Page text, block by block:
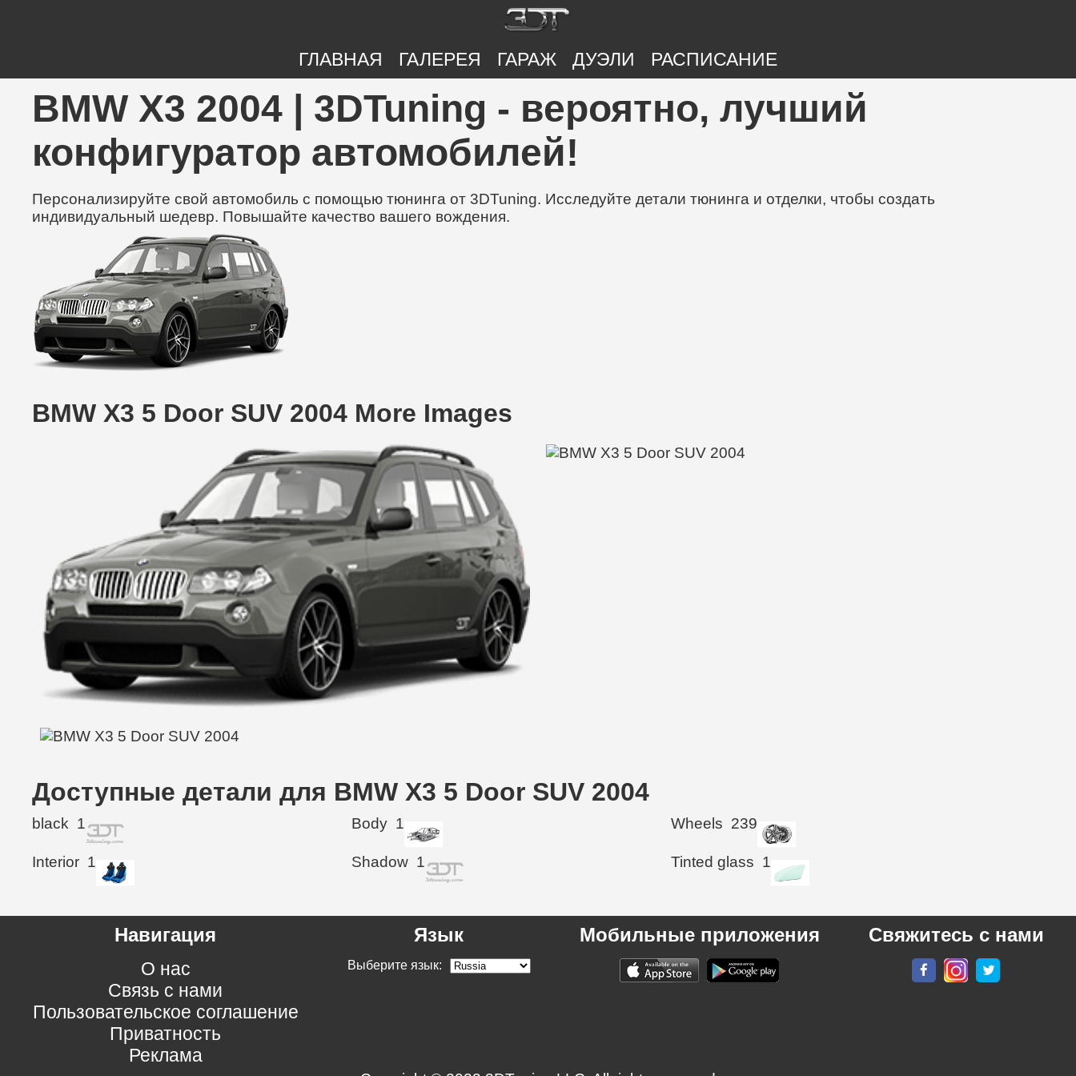
ГЛАВНАЯ ГАЛЕРЕЯ ГАРАЖ ДУЭЛИ РАСПИСАНИЕ
BMW X3 2004 | 3DTuning - вероятно, лучший
конфигуратор автомобилей!
Персонализируйте свой автомобиль с помощью тюнинга от 3DTuning. Исследуйте детали тюнинга и отделки, чтобы создать
индивидуальный шедевр. Повышайте качество вашего вождения.
BMW X3 5 Door SUV 2004 More Images
Доступные детали для BMW X3 5 Door SUV 2004
black 1 Body 1 Wheels 239
Interior 1 Shadow 1 Tinted glass 1
Навигация
О нас
Связь с нами
Пользовательское соглашение
Приватность
Реклама
Язык
Выберите язык:
Мобильные приложения Свяжитесь с нами